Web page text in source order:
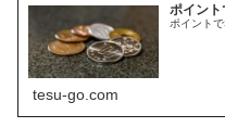
ポイント
ポイント
tesu-go.com